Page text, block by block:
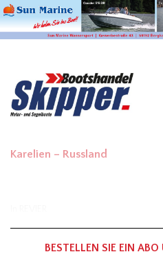
Karelien – Russland
BESTELLEN SIE EIN